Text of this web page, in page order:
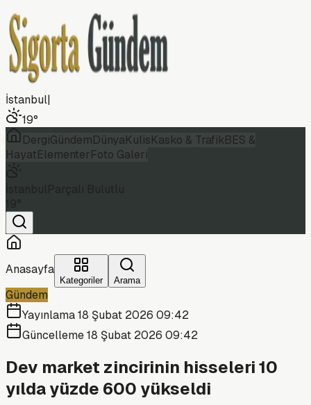
İstanbul|
19°
DergiGündemDünyaKulisKasko & TrafikBES &
HayatElementerFoto Galeri
Anasayfa
Kategoriler Arama
Gündem
Yayınlama18 Şubat 2026 09:42
Güncelleme18 Şubat 2026 09:42
Dev market zincirinin hisseleri 10
yılda yüzde 600 yükseldi